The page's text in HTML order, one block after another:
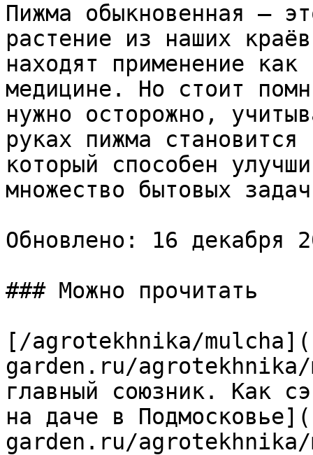
Пижма обыкновенная —
растение из наших
находят применение
медицине. Но стоит
нужно осторожно,
руках пижма
который способен
множество бытовых
Обновлено: 16 декабря
### Можно прочитать
[/agrotekhnika/
garden.ru/
главный союзник. Как
на даче в
garden.ru/agrotekhnika/